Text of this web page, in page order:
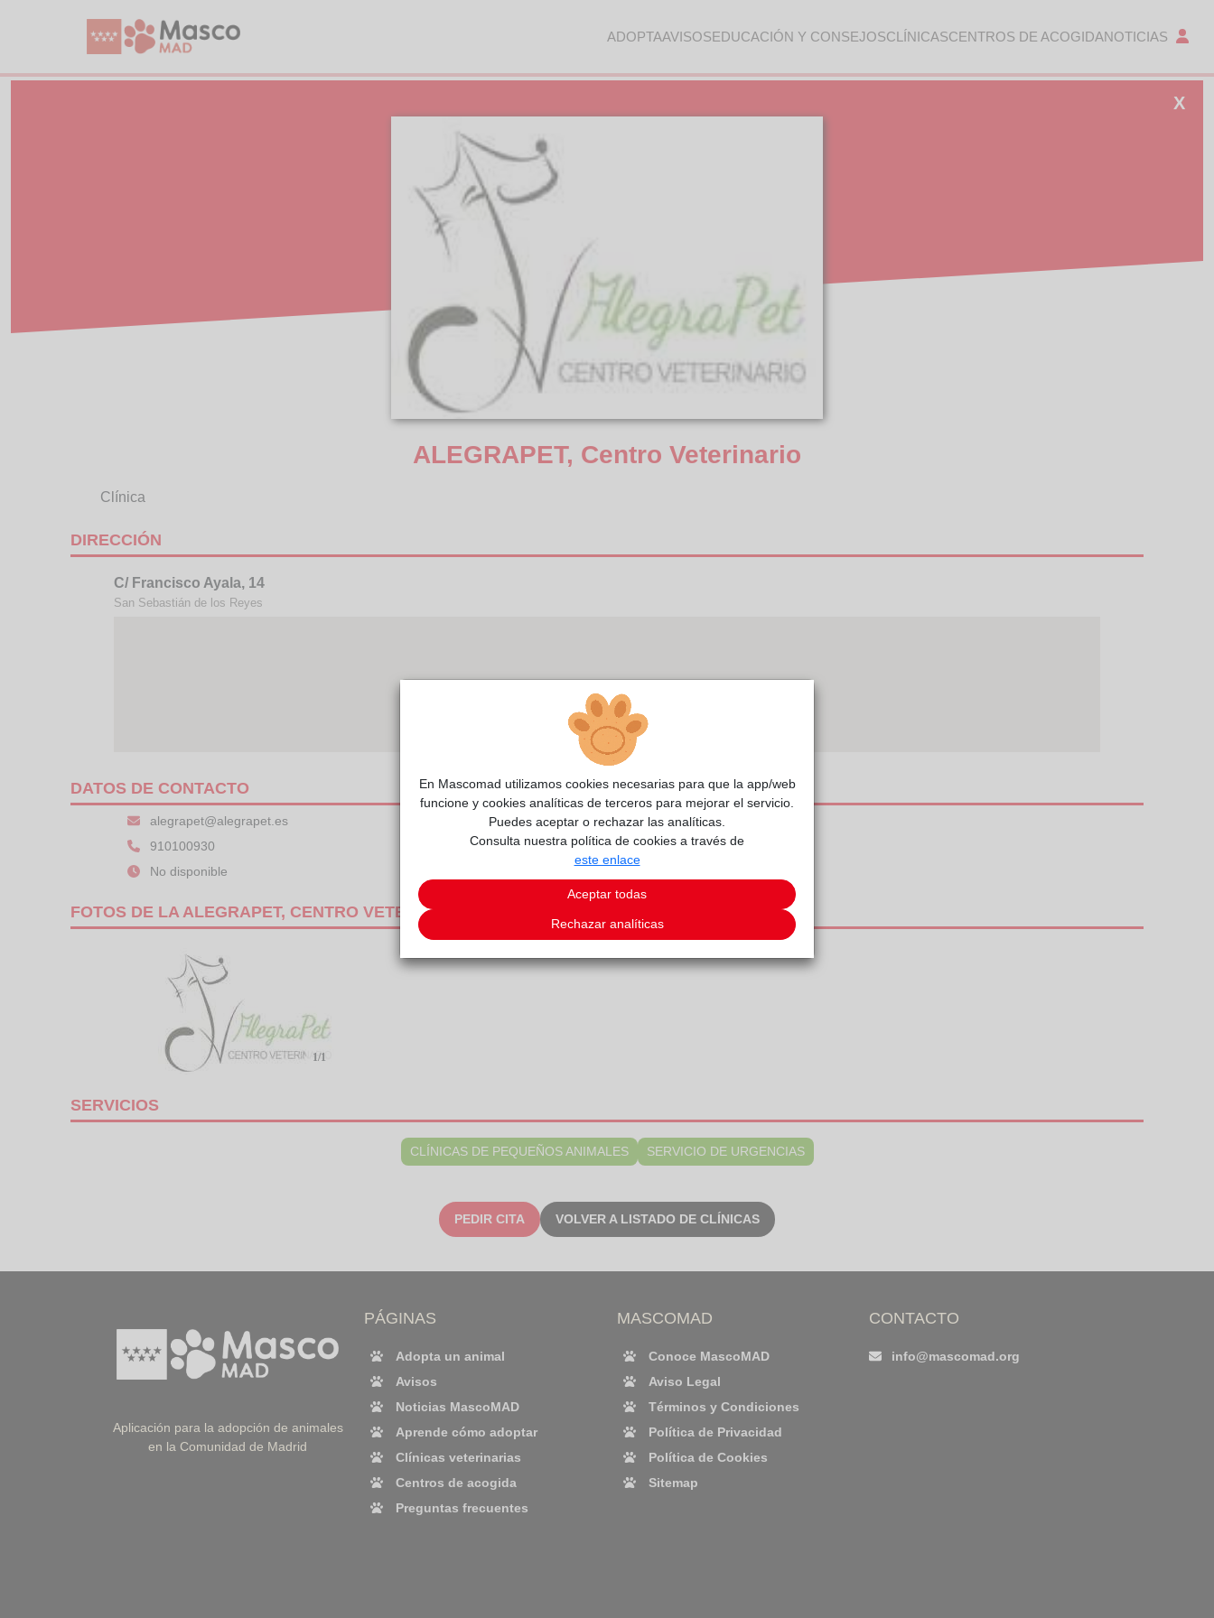
ADOPTAAVISOSEDUCACIÓN Y CONSEJOSCLÍNICASCENTROS DE ACOGIDANOTICIAS
X
ALEGRAPET, Centro Veterinario
Clínica
DIRECCIÓN
C/ Francisco Ayala, 14
San Sebastián de los Reyes
DATOS DE CONTACTO
alegrapet@alegrapet.es
910100930
No disponible
FOTOS DE LA ALEGRAPET, CENTRO VETERINARIO
1/1
SERVICIOS
CLÍNICAS DE PEQUEÑOS ANIMALES SERVICIO DE URGENCIAS
PEDIR CITA VOLVER A LISTADO DE CLÍNICAS
Aplicación para la adopción de animales
en la Comunidad de Madrid
PÁGINAS
Adopta un animal
Avisos
Noticias MascoMAD
Aprende cómo adoptar
Clínicas veterinarias
Centros de acogida
Preguntas frecuentes
MASCOMAD
Conoce MascoMAD
Aviso Legal
Términos y Condiciones
Política de Privacidad
Política de Cookies
Sitemap
CONTACTO
info@mascomad.org
En Mascomad utilizamos cookies necesarias para que la app/web
funcione y cookies analíticas de terceros para mejorar el servicio.
Puedes aceptar o rechazar las analíticas.
Consulta nuestra política de cookies a través de
este enlace
Aceptar todas
Rechazar analíticas